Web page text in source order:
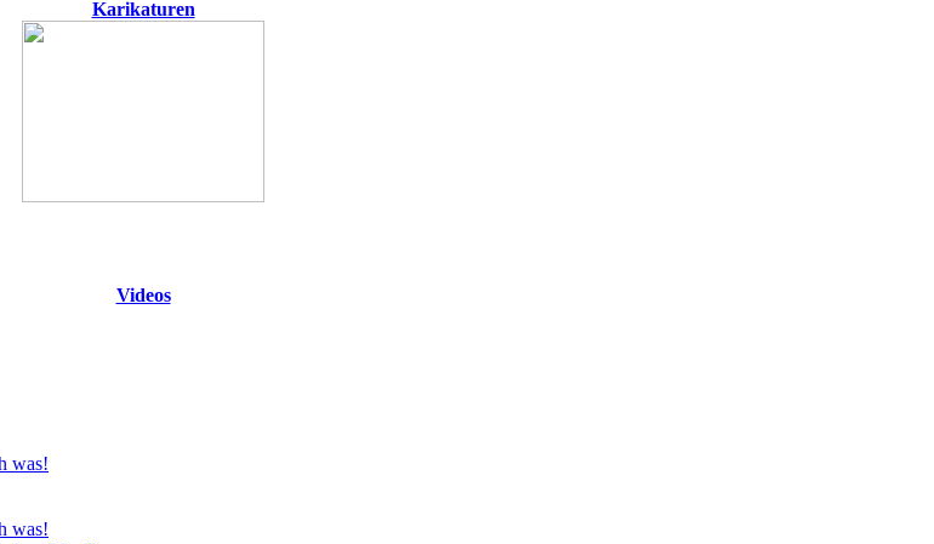
Karikaturen
Videos
was!
was!